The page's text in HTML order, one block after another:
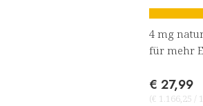
4 mg
für mehr
€ 27,99
(€ 1.166,25 /